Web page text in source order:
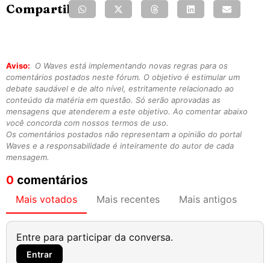
Compartilhe:
Aviso:
O Waves está implementando novas regras para os
comentários postados neste fórum. O objetivo é estimular um
debate saudável e de alto nível, estritamente relacionado ao
conteúdo da matéria em questão. Só serão aprovadas as
mensagens que atenderem a este objetivo. Ao comentar abaixo
você concorda com nossos termos de uso.
Os comentários postados não representam a opinião do portal
Waves e a responsabilidade é inteiramente do autor de cada
mensagem.
0 comentários
Mais votados Mais recentes Mais antigos
Entre para participar da conversa.
Entrar